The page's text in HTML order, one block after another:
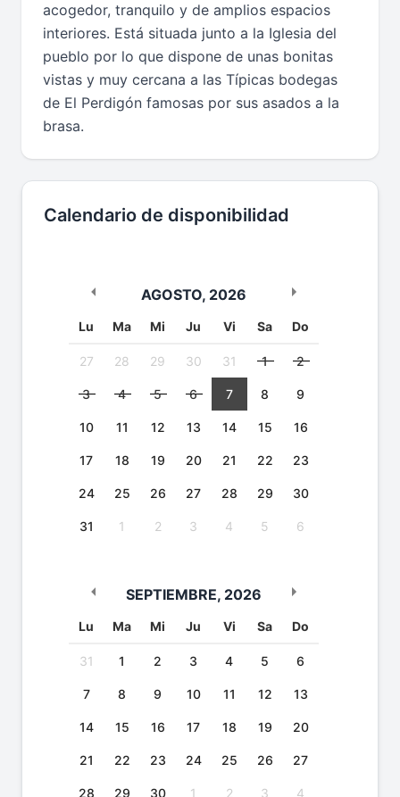
acogedor, tranquilo y de amplios espacios
interiores. Está situada junto a la Iglesia del
pueblo por lo que dispone de unas bonitas
vistas y muy cercana a las Típicas bodegas
de El Perdigón famosas por sus asados a la
brasa.
Calendario de disponibilidad
AGOSTO, 2026
Lu Ma Mi Ju Vi Sa Do
27 28 29 30 31 1 2
3 4 5 6 7 8 9
10 11 12 13 14 15 16
17 18 19 20 21 22 23
24 25 26 27 28 29 30
31 1 2 3 4 5 6
SEPTIEMBRE, 2026
Lu Ma Mi Ju Vi Sa Do
31 1 2 3 4 5 6
7 8 9 10 11 12 13
14 15 16 17 18 19 20
21 22 23 24 25 26 27
28 29 30 1 2 3 4